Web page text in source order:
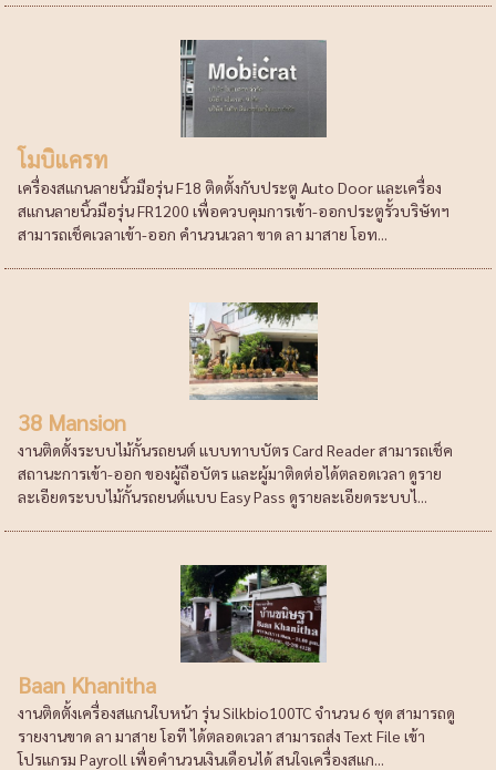
โมบิแครท
เครื่องสแกนลายนิ้วมือรุ่น F18 ติดตั้งกับประตู Auto Door และเครื่อง
สแกนลายนิ้วมือรุ่น FR1200 เพื่อควบคุมการเข้า-ออกประตูรั้วบริษัทฯ
สามารถเช็คเวลาเข้า-ออก คำนวนเวลา ขาด ลา มาสาย โอท...
38 Mansion
งานติดตั้งระบบไม้กั้นรถยนต์ แบบทาบบัตร Card Reader สามารถเช็ค
สถานะการเข้า-ออก ของผู้ถือบัตร และผู้มาติดต่อได้ตลอดเวลา ดูราย
ละเอียดระบบไม้กั้นรถยนต์แบบ Easy Pass ดูรายละเอียดระบบไ...
Baan Khanitha
งานติดตั้งเครื่องสแกนใบหน้า รุ่น Silkbio100TC จำนวน 6 ชุด สามารถดู
รายงานขาด ลา มาสาย โอที ได้ตลอดเวลา สามารถส่ง Text File เข้า
โปรแกรม Payroll เพื่อคำนวนเงินเดือนได้ สนใจเครื่องสแก...